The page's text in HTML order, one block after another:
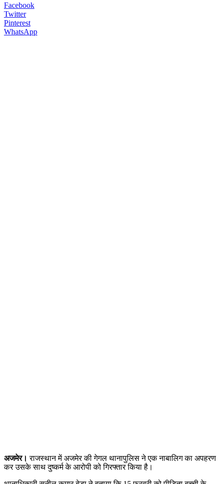
Facebook
Twitter
Pinterest
WhatsApp
अजमेर। राजस्थान में अजमेर की गेगल थानापुलिस ने एक नाबालिग का अपहरण
कर उसके साथ दुष्कर्म के आरोपी को गिरफ्तार किया है।